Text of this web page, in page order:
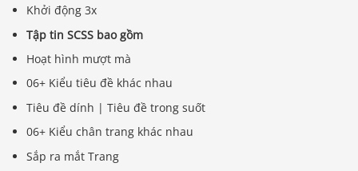
Khởi động 3x
Tập tin SCSS bao gồm
Hoạt hình mượt mà
06+ Kiểu tiêu đề khác nhau
Tiêu đề dính | Tiêu đề trong suốt
06+ Kiểu chân trang khác nhau
Sắp ra mắt Trang